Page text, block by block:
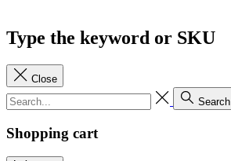
Type the keyword or SKU
Close
Search
Shopping cart